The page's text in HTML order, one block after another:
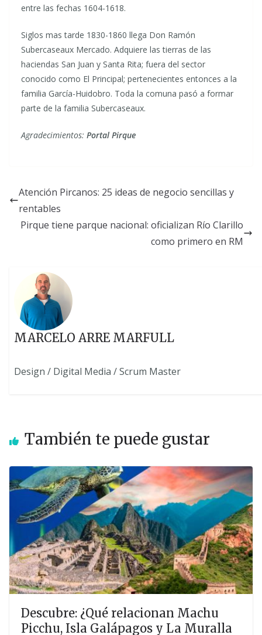
entre las fechas 1604-1618.
Siglos mas tarde 1830-1860 llega Don Ramón
Subercaseaux Mercado. Adquiere las tierras de las
haciendas San Juan y Santa Rita; fuera del sector
conocido como El Principal; pertenecientes entonces a la
familia García-Huidobro. Toda la comuna pasó a formar
parte de la familia Subercaseaux.
Agradecimientos: Portal Pirque
Atención Pircanos: 25 ideas de negocio sencillas y
rentables
Pirque tiene parque nacional: oficializan Río Clarillo
como primero en RM
MARCELO ARRE MARFULL
Design / Digital Media / Scrum Master
También te puede gustar
Descubre: ¿Qué relacionan Machu
Picchu, Isla Galápagos y La Muralla